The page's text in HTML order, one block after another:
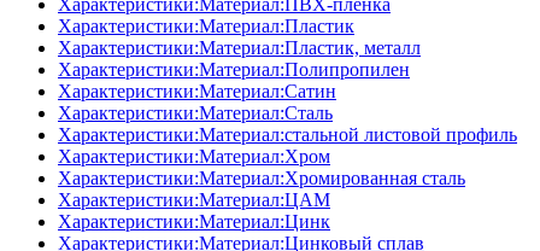
Характеристики:Материал:ПВХ-пленка
Характеристики:Материал:Пластик
Характеристики:Материал:Пластик, металл
Характеристики:Материал:Полипропилен
Характеристики:Материал:Сатин
Характеристики:Материал:Сталь
Характеристики:Материал:стальной листовой профиль
Характеристики:Материал:Хром
Характеристики:Материал:Хромированная сталь
Характеристики:Материал:ЦАМ
Характеристики:Материал:Цинк
Характеристики:Материал:Цинковый сплав